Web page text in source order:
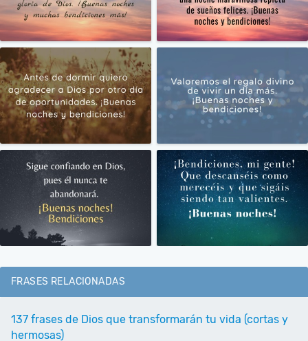
FRASES RELACIONADAS
137 frases de Dios que transformarán tu vida (cortas y
hermosas)